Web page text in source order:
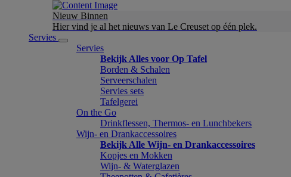
Nieuw Binnen
Hier vind je al het nieuws van Le Creuset op één plek.
Servies
Servies
Bekijk Alles voor Op Tafel
Borden & Schalen
Serveerschalen
Servies sets
Tafelgerei
On the Go
Drinkflessen, Thermos- en Lunchbekers
Wijn- en Drankaccessoires
Bekijk Alle Wijn- en Drankaccessoires
Kopjes en Mokken
Wijn- & Waterglazen